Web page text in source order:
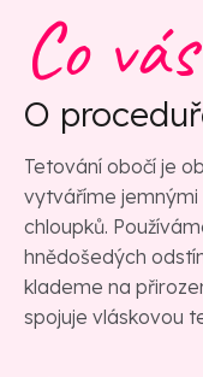
Co
O
Tetování obočí je
vytváříme jemnými
chloupků.
hnědošedých
klademe na
spojuje vláskovou